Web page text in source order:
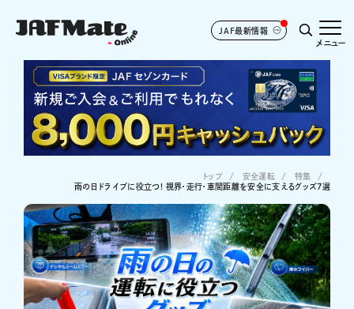
JAF最新情報
メニュー
トップ 安全運転
特集
雨の日ドライブに役立つ! 視界・走行・車間距離を安全に支えるグッズ7選